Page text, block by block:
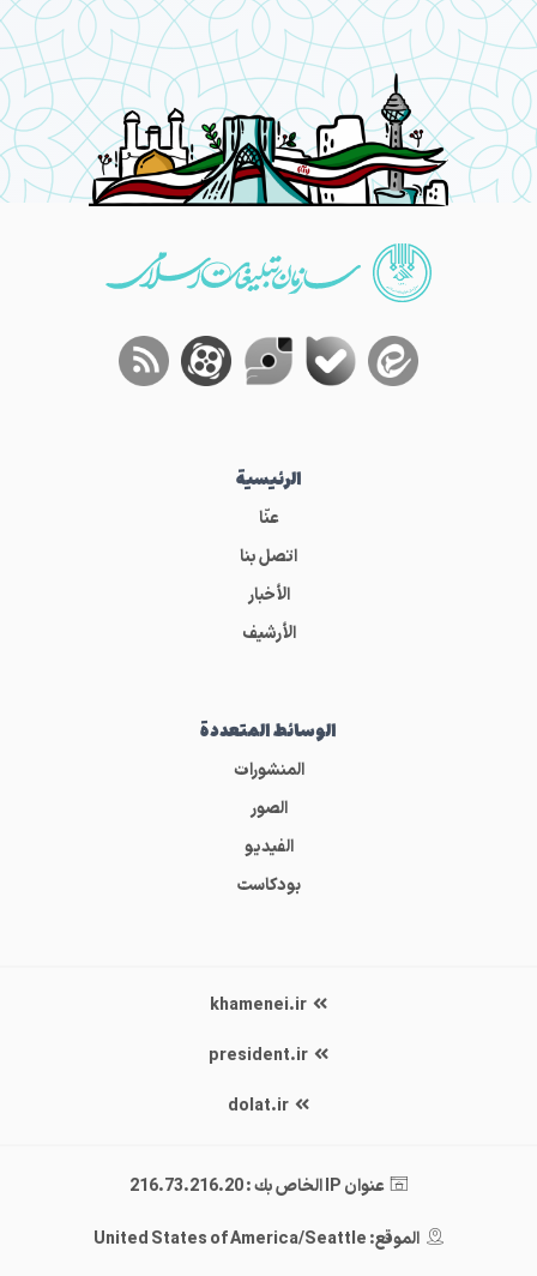
الرئيسية
عنّا
اتصل بنا
الأخبار
الأرشيف
الوسائط المتعددة
المنشورات
الصور
الفيديو
بودكاست
khamenei.ir
president.ir
dolat.ir
عنوان IP الخاص بك : 216.73.216.20
الموقع: United States of America/Seattle